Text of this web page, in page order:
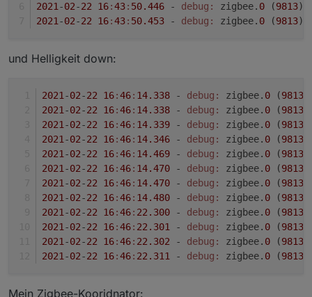
2021 -02-22 16:43: 50.446 - debug: zigbee. 0 (9813)
2021 -02-22 16:43: 50.453 - debug: zigbee. 0 (9813)
und Helligkeit down:
2021 -02-22 16:46: 14.338 - debug: zigbee. 0 (9813
2021 -02-22 16:46: 14.338 - debug: zigbee. 0 (9813
2021 -02-22 16:46: 14.339 - debug: zigbee. 0 (9813
2021 -02-22 16:46: 14.346 - debug: zigbee. 0 (9813
2021 -02-22 16:46: 14.469 - debug: zigbee. 0 (9813
2021 -02-22 16:46: 14.470 - debug: zigbee. 0 (9813
2021 -02-22 16:46: 14.470 - debug: zigbee. 0 (9813
2021 -02-22 16:46: 14.480 - debug: zigbee. 0 (9813
2021 -02-22 16:46: 22.300 - debug: zigbee. 0 (9813
2021 -02-22 16:46: 22.301 - debug: zigbee. 0 (9813
2021 -02-22 16:46: 22.302 - debug: zigbee. 0 (9813
2021 -02-22 16:46: 22.311 - debug: zigbee. 0 (9813
Mein Zigbee-Kooridnator: